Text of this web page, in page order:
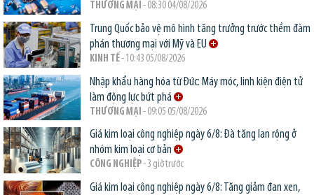
THƯƠNG MẠI - 08:30 04/08/2026
Trung Quốc bảo vệ mô hình tăng trưởng trước thềm đàm
phán thương mại với Mỹ và EU
KINH TẾ- 10:43 05/08/2026
Nhập khẩu hàng hóa từ Đức: Máy móc, linh kiện điện tử
làm động lực bứt phá
THƯƠNG MẠI - 09:05 05/08/2026
Giá kim loại công nghiệp ngày 6/8: Đà tăng lan rộng ở
nhóm kim loại cơ bản
CÔNG NGHIỆP- 3 giờ trước
Giá kim loại công nghiệp ngày 6/8: Tăng giảm đan xen,